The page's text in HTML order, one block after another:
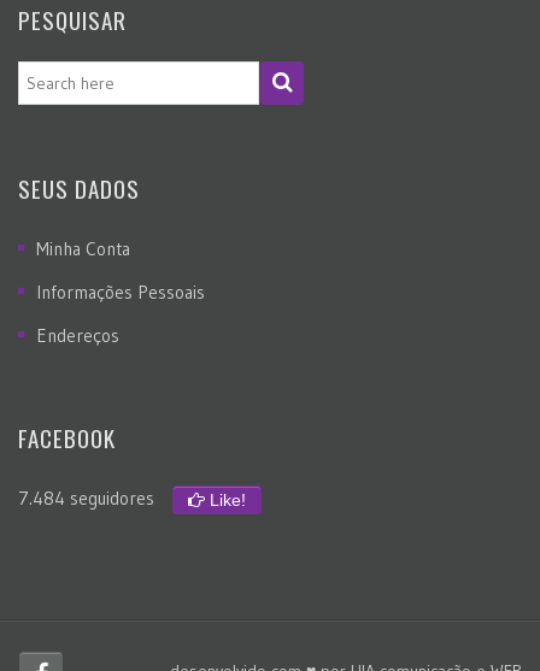
PESQUISAR
SEUS DADOS
Minha Conta
Informações Pessoais
Endereços
FACEBOOK
7.484 seguidores Like!